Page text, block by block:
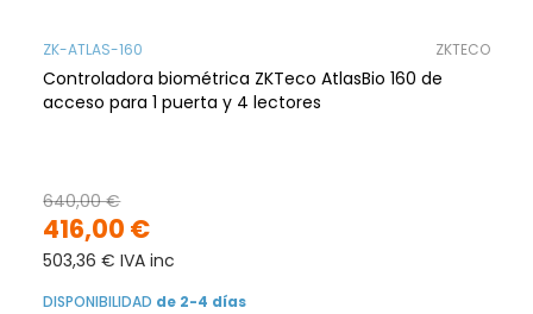
ZK-ATLAS-160 ZKTECO
Controladora biométrica ZKTeco AtlasBio 160 de
acceso para 1 puerta y 4 lectores
416,00 €
640,00 €
503,36 € IVA inc
DISPONIBILIDAD de 2-4 días